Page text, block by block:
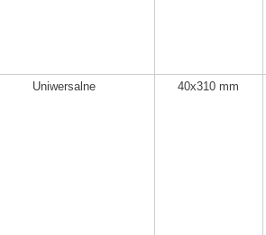
Uniwersalne 40x310 mm